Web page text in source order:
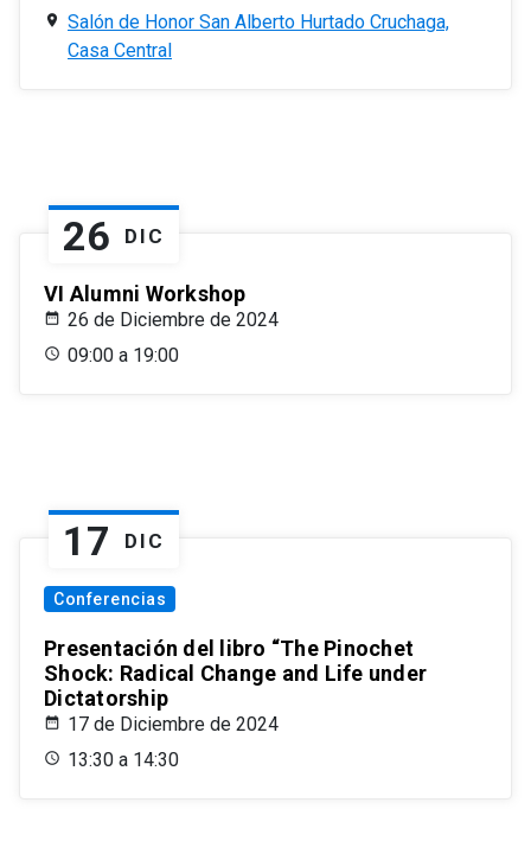
Salón de Honor San Alberto Hurtado Cruchaga,
Casa Central
26 DIC
VI Alumni Workshop
26 de Diciembre de 2024
09:00 a 19:00
17 DIC
Conferencias
Presentación del libro “The Pinochet
Shock: Radical Change and Life under
Dictatorship
17 de Diciembre de 2024
13:30 a 14:30